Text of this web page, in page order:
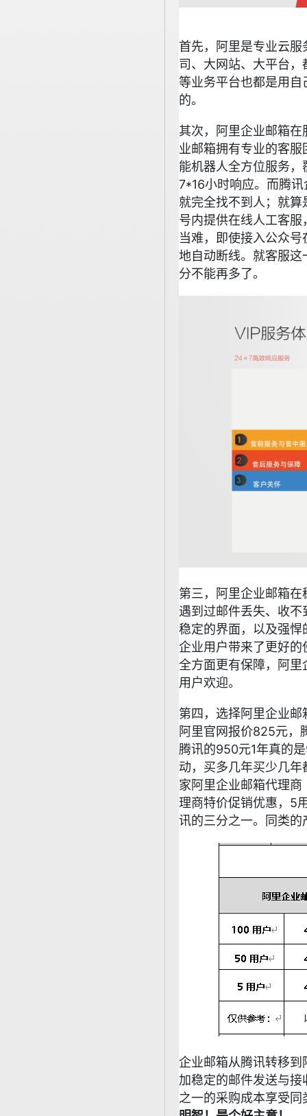
首先，阿里是专业云
司、大网站、大平台
等业务平台也都是用
的。
其次，阿里企业邮箱
业邮箱拥有专业的客
能机器人全方位服务
7*16小时响应。而腾
就完全找不到人；就
号内提供在线人工客
当难，即使接入公众
地自动断线。就客服
分不能再多了。
第三，阿里企业邮箱
遇到过邮件丢失、收
稳定的界面，以及强
企业用户带来了更好
全方面更有保障，阿
用户欢迎。
第四，选择阿里企业
阿里官网报价825元，
腾讯的950元1年真的
动，买多几年买少几
家阿里企业邮箱代理
理商特价促销优惠，5
讯的三分之一。同类
企业邮箱从腾讯转移
加稳定的邮件发送与
之一的采购成本享受